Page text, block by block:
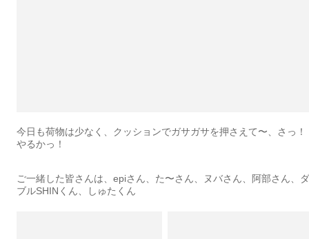
今日も荷物は少なく、クッションでガサガサを押さえて〜、さっ！
やるかっ！
ご一緒した皆さんは、epiさん、た〜さん、ヌバさん、阿部さん、ダ
ブルSHINくん、しゅたくん